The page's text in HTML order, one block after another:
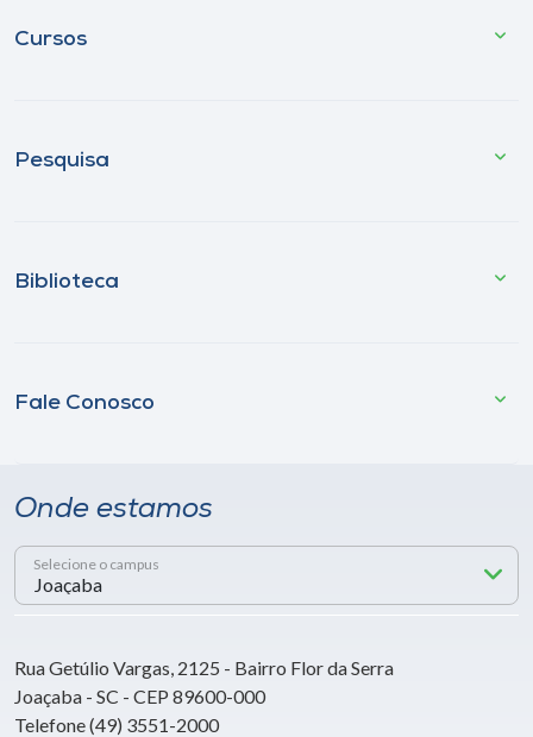
Cursos
Pesquisa
Biblioteca
Fale Conosco
Onde estamos
Selecione o campus
Rua Getúlio Vargas, 2125 - Bairro Flor da Serra
Joaçaba - SC - CEP 89600-000
Telefone (49) 3551-2000